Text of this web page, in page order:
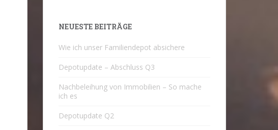
NEUESTE BEITRÄGE
Wie ich unser Familiendepot absichere
Depotupdate – Abschluss Q3
Nachbeleihung von Immobilien – So mache
ich es
Depotupdate Q2